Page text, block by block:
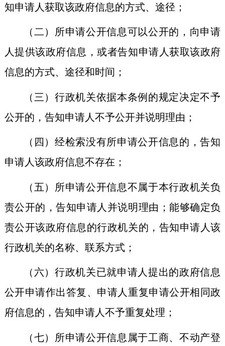
知申请人获取该政府信息的方式、途径；
（二）所申请公开信息可以公开的，向申请
人提供该政府信息，或者告知申请人获取该政府
信息的方式、途径和时间；
（三）行政机关依据本条例的规定决定不予
公开的，告知申请人不予公开并说明理由；
（四）经检索没有所申请公开信息的，告知
申请人该政府信息不存在；
（五）所申请公开信息不属于本行政机关负
责公开的，告知申请人并说明理由；能够确定负
责公开该政府信息的行政机关的，告知申请人该
行政机关的名称、联系方式；
（六）行政机关已就申请人提出的政府信息
公开申请作出答复、申请人重复申请公开相同政
府信息的，告知申请人不予重复处理；
（七）所申请公开信息属于工商、不动产登